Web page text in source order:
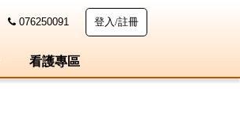
076250091 登入/註冊
看護專區